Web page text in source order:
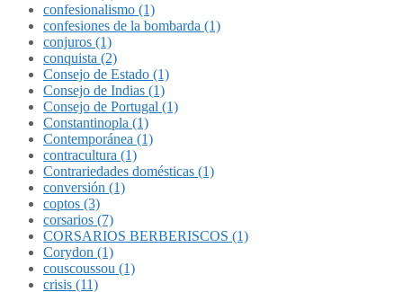
confesionalismo (1)
confesiones de la bombarda (1)
conjuros (1)
conquista (2)
Consejo de Estado (1)
Consejo de Indias (1)
Consejo de Portugal (1)
Constantinopla (1)
Contemporánea (1)
contracultura (1)
Contrariedades domésticas (1)
conversión (1)
coptos (3)
corsarios (7)
CORSARIOS BERBERISCOS (1)
Corydon (1)
couscoussou (1)
crisis (11)